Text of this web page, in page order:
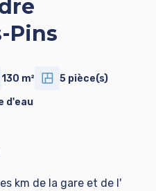
Pins
130 m² 5 pièce(s)
d'eau
km de la gare et de l'